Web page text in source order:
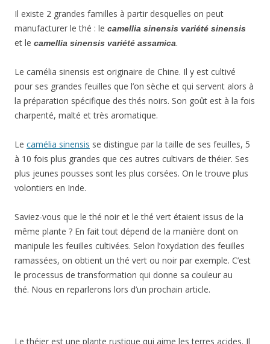
Il existe 2 grandes familles à partir desquelles on peut
manufacturer le thé : le camellia sinensis variété sinensis
et le camellia sinensis variété assamica
Le camélia sinensis est originaire de Chine. Il y est cultivé
pour ses grandes feuilles que l’on sèche et qui servent alors à
la préparation spécifique des thés noirs. Son goût est à la fois
charpenté, malté et très aromatique.
Le camélia sinensis se distingue par la taille de ses feuilles, 5
à 10 fois plus grandes que ces autres cultivars de théier. Ses
plus jeunes pousses sont les plus corsées. On le trouve plus
volontiers en Inde.
Saviez-vous que le thé noir et le thé vert étaient issus de la
même plante ? En fait tout dépend de la manière dont on
manipule les feuilles cultivées. Selon l’oxydation des feuilles
ramassées, on obtient un thé vert ou noir par exemple. C’est
le processus de transformation qui donne sa couleur au
thé. Nous en reparlerons lors d’un prochain article.
Le théier est une plante rustique qui aime les terres acides. Il